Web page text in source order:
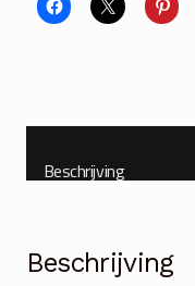
Beschrijving
Beschrijving